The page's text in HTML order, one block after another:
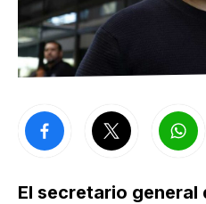
El secretario general